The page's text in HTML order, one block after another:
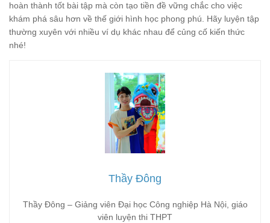
hoàn thành tốt bài tập mà còn tạo tiền đề vững chắc cho việc
khám phá sâu hơn về thế giới hình học phong phú. Hãy luyện tập
thường xuyên với nhiều ví dụ khác nhau để củng cố kiến thức
nhé!
Thầy Đông
Thầy Đông – Giảng viên Đại học Công nghiệp Hà Nội, giáo
viên luyện thi THPT